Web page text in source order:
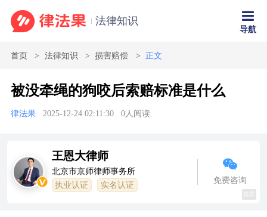
法律知识
导航
首页 法律知识 损害赔偿 正文
被没牵绳的狗咬后索赔标准是什么
律法果 2025-12-24 02:11:30 0人阅读
王恩大律师
北京市京师律师事务所
执业认证 实名认证
免费咨询